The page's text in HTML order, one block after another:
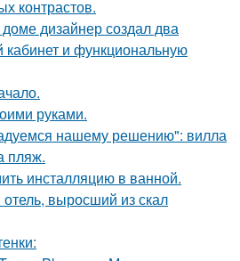
контрастов.
дизайнер создал два
кабинет и функциональную
руками.
нашему решению": вилла
пляж.
инсталляцию в ванной.
выросший из скал